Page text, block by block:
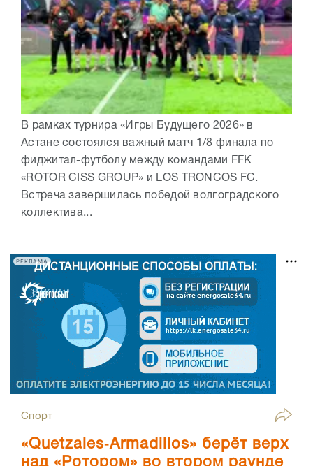
В рамках турнира «Игры Будущего 2026» в
Астане состоялся важный матч 1/8 финала по
фиджитал-футболу между командами FFK
«ROTOR CISS GROUP» и LOS TRONCOS FC.
Встреча завершилась победой волгоградского
коллектива...
РЕКЛАМА
Спорт
«Quetzales‑Armadillos» берёт верх
над «Ротором» во втором раунде